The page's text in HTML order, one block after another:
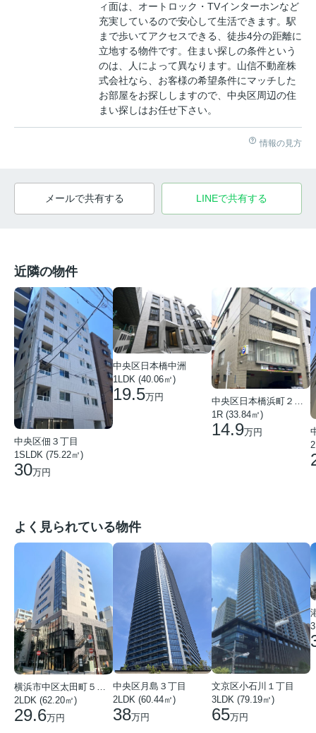
ィ面は、オートロック・TVインターホンなど
充実しているので安心して生活できます。駅
まで歩いてアクセスできる、徒歩4分の距離に
立地する物件です。住まい探しの条件という
のは、人によって異なります。山信不動産株
式会社なら、お客様の希望条件にマッチした
お部屋をお探ししますので、中央区周辺の住
まい探しはお任せ下さい。
情報の見方
メールで共有する LINEで共有する
近隣の物件
中央区佃３丁目
1SLDK (75.22㎡)
30万円
中央区日本橋中洲
1LDK (40.06㎡)
19.5万円
中央区日本橋浜町２丁目
1R (33.84㎡)
14.9万円
よく見られている物件
2LDK (62.20㎡)
29.6万円
中央区月島３丁目
2LDK (60.44㎡)
38万円
文京区小石川１丁目
3LDK (79.19㎡)
65万円